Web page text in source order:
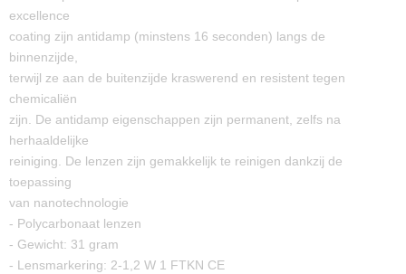
excellence
coating zijn antidamp (minstens 16 seconden) langs de
binnenzijde,
terwijl ze aan de buitenzijde kraswerend en resistent tegen
chemicaliën
zijn. De antidamp eigenschappen zijn permanent, zelfs na
herhaaldelijke
reiniging. De lenzen zijn gemakkelijk te reinigen dankzij de
toepassing
van nanotechnologie
- Polycarbonaat lenzen
- Gewicht: 31 gram
- Lensmarkering: 2-1,2 W 1 FTKN CE